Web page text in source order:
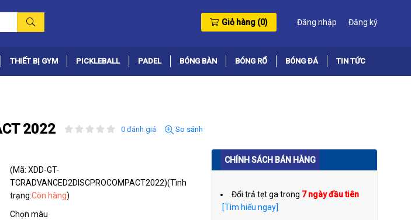
Giỏ hàng (0) Đăng nhập Đăng ký
THIẾT BỊ GYM PICKLEBALL PADEL BÓNG BÀN BÓNG RỔ BÓNG ĐÁ TIN TỨC
2022 0 đánh giá So sánh
(Mã: XDD-GT-
TCRADVANCED2DISCPROCOMPACT2022)(Tình
trạng:Còn hàng)
Chọn màu
CHÍNH SÁCH BÁN HÀNG
Đổi trả tẹt ga trong 7 ngày đầu tiên
[Tìm hiểu ngay]